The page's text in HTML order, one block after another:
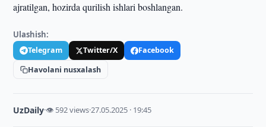
ajratilgan, hozirda qurilish ishlari boshlangan.
Ulashish:
Telegram Twitter/X
Facebook
Havolani nusxalash
UzDaily·👁 592 views·27.05.2025 · 19:45